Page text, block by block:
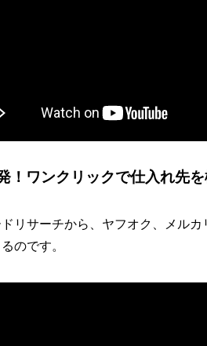
！ワンクリックで仕入れ先
リサーチから、ヤフオク、メル
のです。